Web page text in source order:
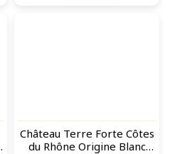
Château Terre Forte Côtes
du Rhône Origine Blanc